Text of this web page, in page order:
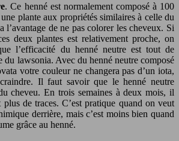
. Ce henné est normalement composé à 100
plante aux propriétés similaires à celle du
l’avantage de ne pas colorer les cheveux. Si
deux plantes est relativement proche, on
l’efficacité du henné neutre est tout de
du lawsonia. Avec du henné neutre composé
votre couleur ne changera pas d’un iota,
Il faut savoir que le henné neutre
cheveu. En trois semaines à deux mois, il
plus de traces. C’est pratique quand on veut
derrière, mais c’est moins bien quand
grâce au henné.